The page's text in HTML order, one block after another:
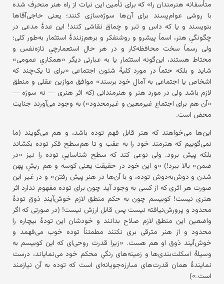
متأسفانه هنرمندان را» که برای تأمین این نیات از راه هنر منحرف شده
با روشی عوام‌پسند برای آن‌ها سوژه‌سازی کنند؛ یعنی حاجی‌آقاها
بنویسند و یا که داس و تبر و چماق نقاشی کنند! این عدهٔ مدعی در
چگونگیِ هنر، اسماً پیشرو و روشنفکر و برهم‌زنندهٔ استثمار به‌طور کلی؛
ولی رسماً سخت محافظه‌کار و در هر حال استعمارچیِ تازه‌نفس و
محتاط هستند، این‌گونه استثمار یا به عبارتی دیگر «همکاریِ عمومی»
شاید و بلکه حتماً در مورد کلیهٔ شئون اجتماعی «برای تا یک‌چند که
اشخاص یا اجتماعی به آمال خود برسند» موافق موازین عقلی و منطق
لازم باشد ولی در مورد هنر و هنرمندانی (که اثر هنری — نه سوژه —
«آن هم برای اجتماع غیرمعین و غیرمحدود») به وجود می‌آورند جنایت
محض است.
این‌ها می‌خواهند که هنر قابل فهم توده باشد، و هم می‌گویند (ما
نمی‌گوییم که هنرمند خود را به عقب و تا هم‌سطح فکر توده بکشاند
بلکه پیش برود. ولی نوعی کند که سطح شناساییِ توده را نیز «در
ضمن» بالا ببرد!) «و این خود در حقیقت یعنی کوسه و هم ریشِ پهن
شدن و دوش‌به‌دوش توده، و با آن‌ها در هنر پیش رفتن» و در غیر این
صورت هر اثری که از کسی به وجود آید چون برای توده مفهوم ندارد اثر
هنری نیست! کوبیسم چون به حکم منطق لازم خوش‌آیندِ ذوق تودهٔ
محدود و پرورش‌نیافته نیست پس قابل ارزش نیست! (در صورتی که اگر
واضعین این منطق لازم صلاح بدانند و خودشان این تودهٔ بیچاره را
محدود و از هنر مترقی بری نکنند مطمئناً توده خوب می‌فهمد و
خوش‌آیند ذوق او هم هست. «زیرا قدرت روحی‌ای که این کوبیسم به
وسیلهٔ اسکلت‌بندی‌ها و زمینه‌های رنگیِ محکم خود می‌نمایاند، درست
نمایندهٔ همان قدرت‌های مبارزه‌جویانه‌ای است که توده به آن نیازمند
است.»)